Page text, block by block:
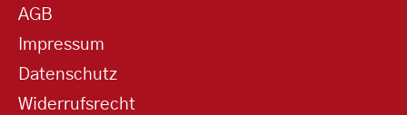
AGB
Impressum
Datenschutz
Widerrufsrecht